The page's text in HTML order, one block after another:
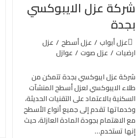
شركة عزل الايبوكسي
بجدة
عزل أبواب / عزل أسطح / عزل
ارضيات / عزل صوت / عوازل
شركة عزل ايبوكسي بجدة تتمكن من
طلاء الايبوكسي لعزل أسطح المنشآت
السكنية بالاعتماد على التقنيات الحديثة،
وخدماتها تقدم إلى جميع أنواع الأسطح
مع الاهتمام بجودة المادة العازلة، حيث
إنها تستخدم…